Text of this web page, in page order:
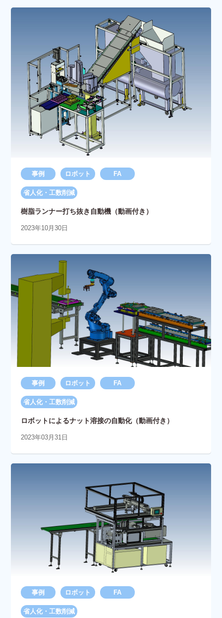
事例 ロボット FA
省人化・工数削減
樹脂ランナー打ち抜き自動機（動画付き）
2023年10月30日
事例 ロボット FA
省人化・工数削減
ロボットによるナット溶接の自動化（動画付き）
2023年03月31日
事例 ロボット FA
省人化・工数削減